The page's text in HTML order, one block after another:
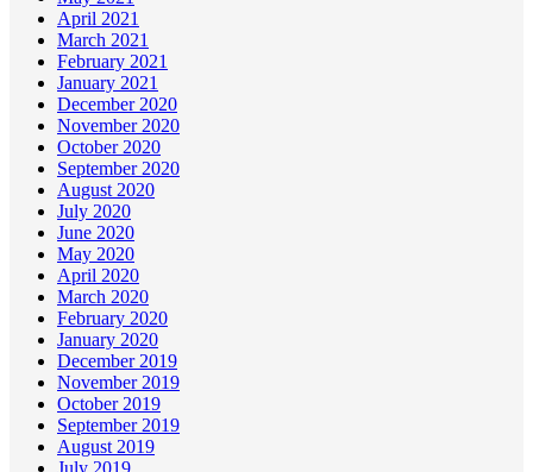
April 2021
March 2021
February 2021
January 2021
December 2020
November 2020
October 2020
September 2020
August 2020
July 2020
June 2020
May 2020
April 2020
March 2020
February 2020
January 2020
December 2019
November 2019
October 2019
September 2019
August 2019
July 2019